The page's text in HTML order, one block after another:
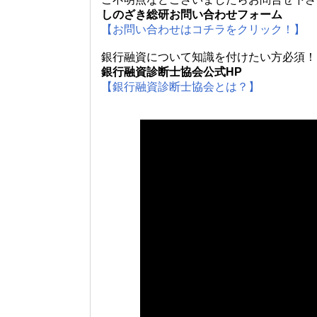
しのざき総研お問い合わせフォーム
【お問い合わせはコチラをクリック！】
銀行融資について知識を付けたい方必須
銀行融資診断士協会公式HP
【銀行融資診断士協会とは？】